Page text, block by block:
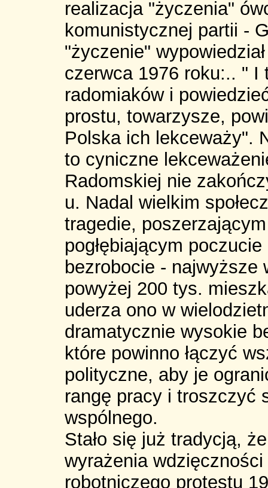
realizacja "życzenia"
komunistycznej partii -
"życzenie"
czerwca 1976 roku:.. " I
radomiaków i
prostu, towarzysze,
Polska ich lekceważy".
to cyniczne
Radomskiej nie
u. Nadal wielkim
tragedie,
pogłębiającym
bezrobocie - najwyższe
powyżej 200 tys.
uderza ono w
dramatycznie wysokie
które powinno łączyć
polityczne, aby je
rangę pracy i troszczyć
wspólnego.
Stało się już tradycją,
wyrażenia
robotniczego protestu